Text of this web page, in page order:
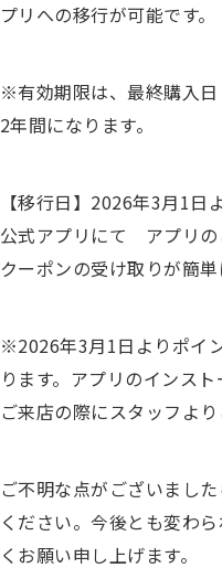
プリへの移行が可能です。
※有効期限は、最終購入日
2年間になります。
【移行日】2026年3月1日
公式アプリにて アプリの
クーポンの受け取りが簡
※2026年3月1日よりポイ
ります。 アプリのインス
ご来店の際にスタッフよ
ご不明な点がございまし
ください。今後とも変わ
くお願い申し上げます。